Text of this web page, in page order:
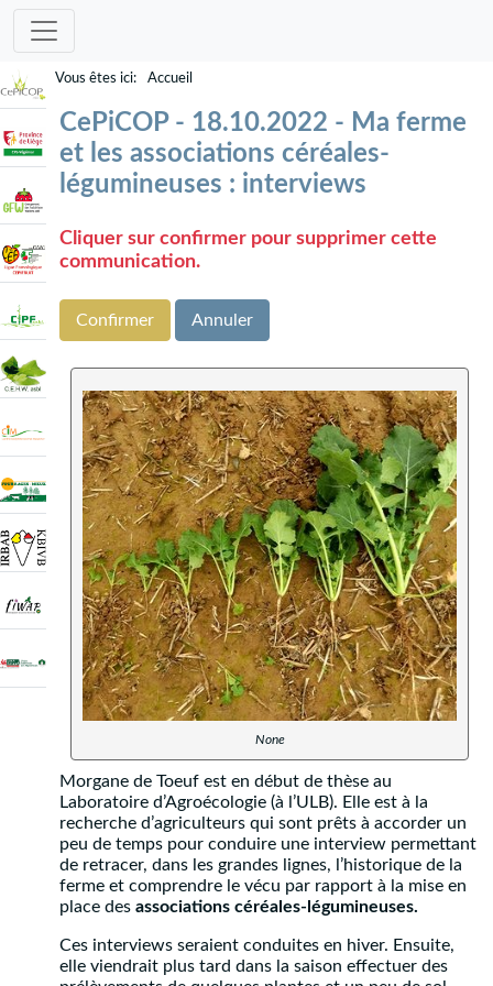
Accueil
CePiCOP - 18.10.2022 - Ma ferme
et les associations céréales-
légumineuses : interviews
Cliquer sur confirmer pour supprimer cette
communication.
Confirmer Annuler
None
Morgane de Toeuf est en début de thèse au
Laboratoire d’Agroécologie (à l’ULB). Elle est à la
recherche d’agriculteurs qui sont prêts à accorder un
peu de temps pour conduire une interview permettant
de retracer, dans les grandes lignes, l’historique de la
ferme et comprendre le vécu par rapport à la mise en
place des associations céréales-légumineuses.
Ces interviews seraient conduites en hiver. Ensuite,
elle viendrait plus tard dans la saison effectuer des